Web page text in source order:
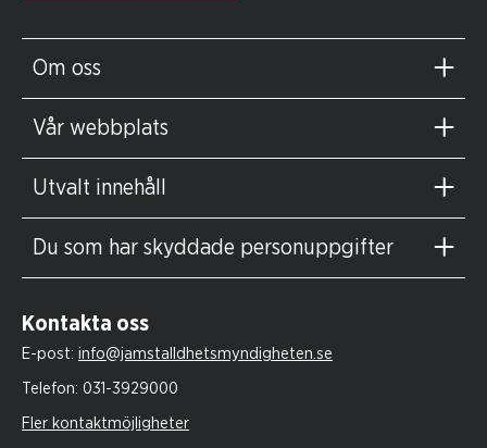
Om oss
Vår webbplats
Utvalt innehåll
Du som har skyddade personuppgifter
Kontakta oss
E-post: info@jamstalldhetsmyndigheten.se
Telefon: 031-3929000
Fler kontaktmöjligheter